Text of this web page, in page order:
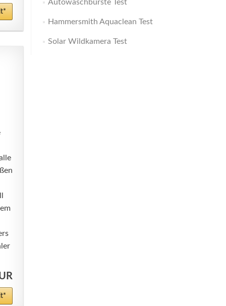
Autowaschbürste Test
Hammersmith Aquaclean Test
Solar Wildkamera Test